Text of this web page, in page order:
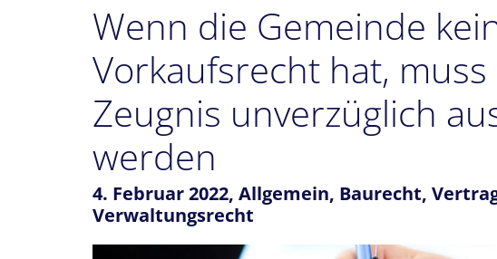
Wenn die Gemeinde
Vorkaufsrecht hat, muss
Zeugnis unverzüglich
werden
4. Februar 2022, Allgemein, Baurecht,
Verwaltungsrecht